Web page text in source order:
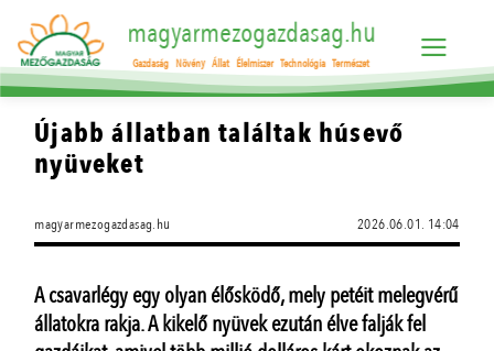
magyarmezogazdasag.hu
Gazdaság Növény Állat Élelmiszer Technológia Természet
Újabb állatban találtak húsevő
nyüveket
magyarmezogazdasag.hu 2026.06.01. 14:04
A csavarlégy egy olyan élősködő, mely petéit melegvérű
állatokra rakja. A kikelő nyüvek ezután élve falják fel